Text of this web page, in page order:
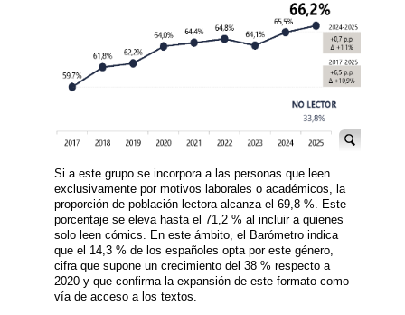
Si a este grupo se incorpora a las personas que leen
exclusivamente por motivos laborales o académicos, la
proporción de población lectora alcanza el 69,8 %. Este
porcentaje se eleva hasta el 71,2 % al incluir a quienes
solo leen cómics. En este ámbito, el Barómetro indica
que el 14,3 % de los españoles opta por este género,
cifra que supone un crecimiento del 38 % respecto a
2020 y que confirma la expansión de este formato como
vía de acceso a los textos.